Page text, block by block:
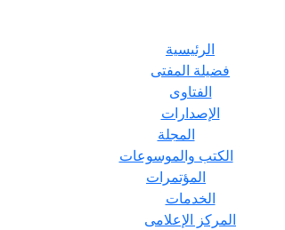
الرئيسية
فضيلة المفتى
الفتاوى
الإصدارات
المجلة
الكتب والموسوعات
المؤتمرات
الخدمات
المركز الإعلامى